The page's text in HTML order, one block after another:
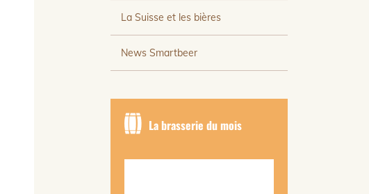
La Suisse et les bières
News Smartbeer
La brasserie du mois